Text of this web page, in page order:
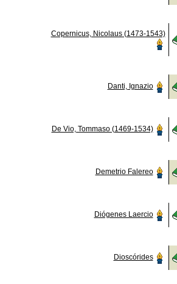
Copernicus, Nicolaus (1473-1543)
Danti, Ignazio
De Vio, Tommaso (1469-1534)
Demetrio Falereo
Diógenes Laercio
Dioscórides